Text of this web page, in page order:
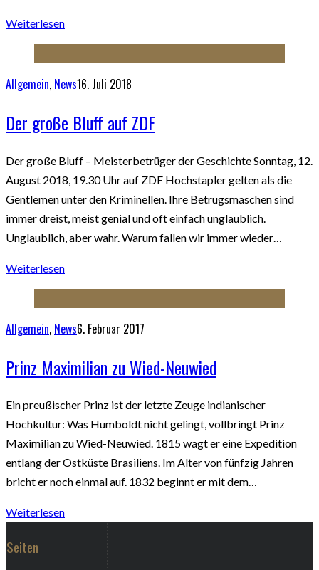
Weiterlesen
Allgemein, News16. Juli 2018
Der große Bluff auf ZDF
Der große Bluff – Meisterbetrüger der Geschichte Sonntag, 12.
August 2018, 19.30 Uhr auf ZDF Hochstapler gelten als die
Gentlemen unter den Kriminellen. Ihre Betrugsmaschen sind
immer dreist, meist genial und oft einfach unglaublich.
Unglaublich, aber wahr. Warum fallen wir immer wieder…
Weiterlesen
Allgemein, News6. Februar 2017
Prinz Maximilian zu Wied-Neuwied
Ein preußischer Prinz ist der letzte Zeuge indianischer
Hochkultur: Was Humboldt nicht gelingt, vollbringt Prinz
Maximilian zu Wied-Neuwied. 1815 wagt er eine Expedition
entlang der Ostküste Brasiliens. Im Alter von fünfzig Jahren
bricht er noch einmal auf. 1832 beginnt er mit dem…
Weiterlesen
Seiten